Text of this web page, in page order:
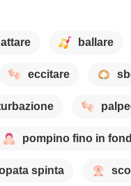
ballare
eccitare
pompino fino in
spinta